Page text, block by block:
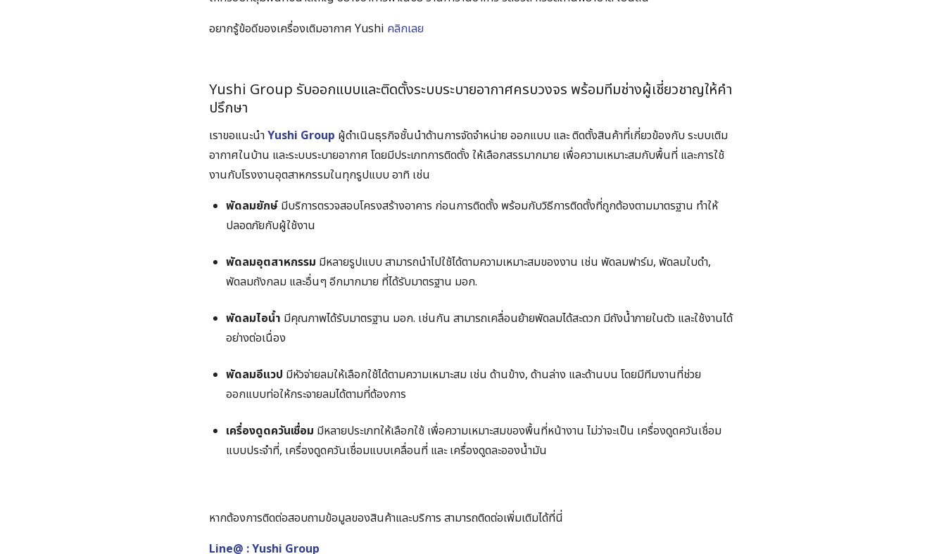
อยากรู้ข้อดีของเครื่องเติมอากาศ Yushi คลิกเลย
Yushi Group รับออกแบบและติดตั้งระบบระบายอากาศครบวงจร พร้อมทีมช่างผู้เชี่ยวชาญให้คำ
ปรึกษา
เราขอแนะนำYushi Group ผู้ดำเนินธุรกิจชั้นนำด้านการจัดจำหน่าย ออกแบบ และ ติดตั้งสินค้าที่เกี่ยวข้องกับ ระบบเติม
อากาศในบ้าน และระบบระบายอากาศ โดยมีประเภทการติดตั้ง ให้เลือกสรรมากมาย เพื่อความเหมาะสมกับพื้นที่ และการใช้
งานกับโรงงานอุตสาหกรรมในทุกรูปแบบ อาทิ เช่น
พัดลมยักษ์ มีบริการตรวจสอบโครงสร้างอาคาร ก่อนการติดตั้ง พร้อมกับวิธีการติดตั้งที่ถูกต้องตามมาตรฐาน ทำให้
ปลอดภัยกับผู้ใช้งาน
พัดลมอุตสาหกรรม มีหลายรูปแบบ สามารถนำไปใช้ได้ตามความเหมาะสมของงาน เช่น พัดลมฟาร์ม, พัดลมใบดำ,
พัดลมถังกลม และอื่นๆ อีกมากมาย ที่ได้รับมาตรฐาน มอก.
พัดลมไอน้ำ มีคุณภาพได้รับมาตรฐาน มอก. เช่นกัน สามารถเคลื่อนย้ายพัดลมได้สะดวก มีถังน้ำภายในตัว และใช้งานได้
อย่างต่อเนื่อง
พัดลมอีแวป มีหัวจ่ายลมให้เลือกใช้ได้ตามความเหมาะสม เช่น ด้านข้าง, ด้านล่าง และด้านบน โดยมีทีมงานที่ช่วย
ออกแบบท่อให้กระจายลมได้ตามที่ต้องการ
เครื่องดูดควันเชื่อม มีหลายประเภทให้เลือกใช้ เพื่อความเหมาะสมของพื้นที่หน้างาน ไม่ว่าจะเป็น เครื่องดูดควันเชื่อม
แบบประจำที่, เครื่องดูดควันเชื่อมแบบเคลื่อนที่ และ เครื่องดูดละอองน้ำมัน
หากต้องการติดต่อสอบถามข้อมูลของสินค้าและบริการ สามารถติดต่อเพิ่มเติมได้ที่นี่
Line@ : Yushi Group